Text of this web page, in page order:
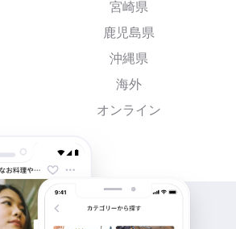
宮崎県
鹿児島県
沖縄県
海外
オンライン